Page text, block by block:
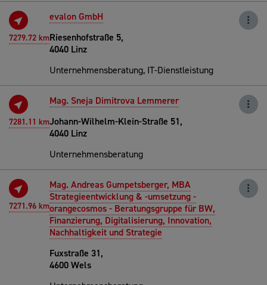
7279.72 km
evalon GmbH
Riesenhofstraße 5,
4040 Linz
Unternehmensberatung, IT-Dienstleistung
7281.11 km
Mag. Sneja Dimitrova Lemmerer
Johann-Wilhelm-Klein-Straße 51,
4040 Linz
Unternehmensberatung
7271.96 km
Mag. Andreas Gumpetsberger, MBA
Strategieentwicklung & -umsetzung -
orangecosmos - Beratungsgruppe für BW,
Finanzierung, Digitalisierung, Innovation,
Nachhaltigkeit und Strategie
Fuxstraße 31,
4600 Wels